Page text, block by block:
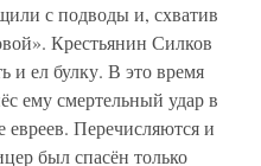
с подводы и, схватив
Крестьянин Силков
и ел булку. В это время
ему смертельный удар в
Перечисляются и
был спасён только